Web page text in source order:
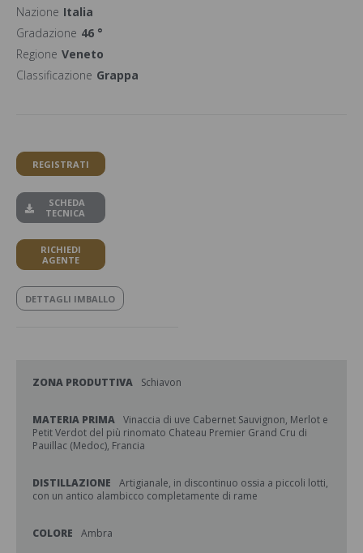
Nazione Italia
Gradazione 46 °
Regione Veneto
Classificazione Grappa
REGISTRATI
SCHEDA
TECNICA
RICHIEDI
AGENTE
DETTAGLI IMBALLO
ZONA PRODUTTIVA Schiavon
MATERIA PRIMA Vinaccia di uve Cabernet Sauvignon, Merlot e
Petit Verdot del più rinomato Chateau Premier Grand Cru di
Pauillac (Medoc), Francia
DISTILLAZIONE
Artigianale, in discontinuo ossia a piccoli lotti,
con un antico alambicco completamente di rame
COLORE Ambra